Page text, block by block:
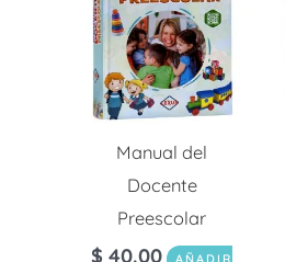
Manual del
Docente
Preescolar
$ 40.00